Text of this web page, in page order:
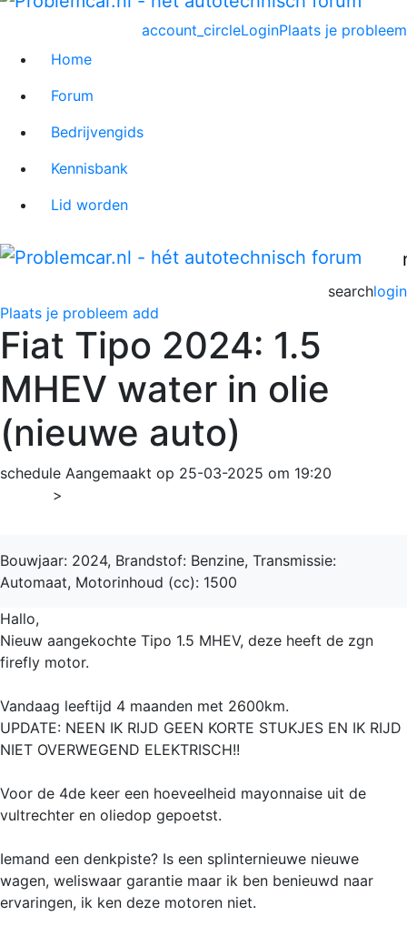
Plaats je probleem
account_circleLogin
Home
Forum
Bedrijvengids
Kennisbank
Lid worden
login
search
Plaats je probleem add
Fiat Tipo 2024: 1.5
MHEV water in olie
(nieuwe auto)
schedule Aangemaakt op 25-03-2025 om 19:20
>
Bouwjaar: 2024, Brandstof: Benzine, Transmissie:
Automaat, Motorinhoud (cc): 1500
Hallo,
Nieuw aangekochte Tipo 1.5 MHEV, deze heeft de zgn
firefly motor.
Vandaag leeftijd 4 maanden met 2600km.
UPDATE: NEEN IK RIJD GEEN KORTE STUKJES EN IK RIJD
NIET OVERWEGEND ELEKTRISCH!!
Voor de 4de keer een hoeveelheid mayonnaise uit de
vultrechter en oliedop gepoetst.
Iemand een denkpiste? Is een splinternieuwe nieuwe
wagen, weliswaar garantie maar ik ben benieuwd naar
ervaringen, ik ken deze motoren niet.